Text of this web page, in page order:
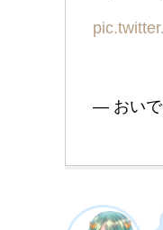
— おいで